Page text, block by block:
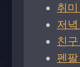
취
저
친
펜